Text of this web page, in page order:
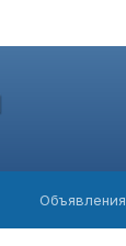
Объявления